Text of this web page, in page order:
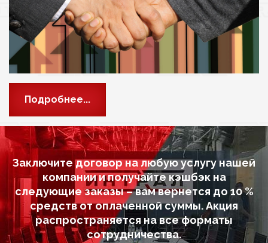
Подробнее...
Заключите договор на любую услугу нашей
компании и получайте кэшбэк на
следующие заказы – вам вернется до 10 %
средств от оплаченной суммы. Акция
распространяется на все форматы
сотрудничества.